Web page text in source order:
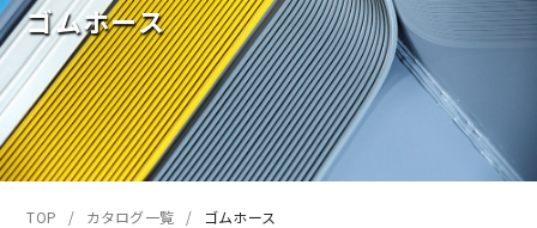
ゴムホース
TOP カタログ一覧 ゴムホース